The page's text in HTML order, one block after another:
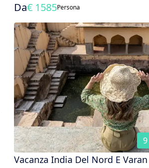
Da€ 1585Persona
Vacanza India Del Nord E Varan